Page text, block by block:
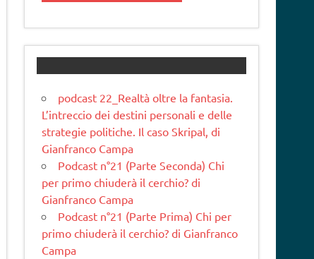
podcast 22_Realtà oltre la fantasia.
L’intreccio dei destini personali e delle
strategie politiche. Il caso Skripal, di
Gianfranco Campa
Podcast n°21 (Parte Seconda) Chi
per primo chiuderà il cerchio? di
Gianfranco Campa
Podcast n°21 (Parte Prima) Chi per
primo chiuderà il cerchio? di Gianfranco
Campa